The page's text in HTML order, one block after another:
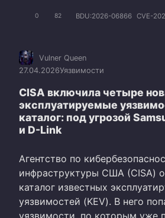
0 82 BDU:2026-06866 CVE-
Vulner Queen
27.04.2026Уязвимости
CISA включила четыре
эксплуатируемые
каталог: под угрозой
и D-Link
Агентство по
инфраструктуры США (CISA)
каталог известных
уязвимостей (KEV). В него
уязвимости, по которым уже